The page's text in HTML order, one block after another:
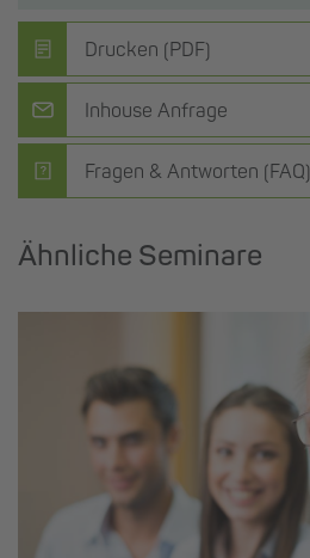
Drucken (PDF)
Inhouse Anfrage
Fragen & Antworten (FAQ)
Ähnliche Seminare